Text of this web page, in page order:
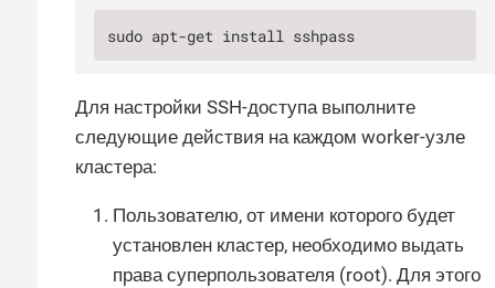
sudo apt-get install sshpass
Для настройки SSH-доступа выполните
следующие действия на каждом worker-узле
кластера:
Пользователю, от имени которого будет
установлен кластер, необходимо выдать
права суперпользователя (root). Для этого